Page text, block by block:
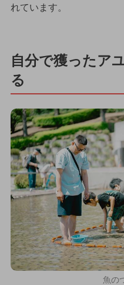
れています。
自分で獲ったア
る
魚の